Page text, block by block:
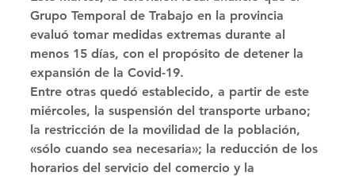
Grupo Temporal de Trabajo en la provincia
evaluó tomar medidas extremas durante al
menos 15 días, con el propósito de detener la
expansión de la Covid-19.
Entre otras quedó establecido, a partir de este
miércoles, la suspensión del transporte urbano;
la restricción de la movilidad de la población,
«sólo cuando sea necesaria»; la reducción de los
horarios del servicio del comercio y la